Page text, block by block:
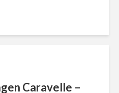
Caravelle –